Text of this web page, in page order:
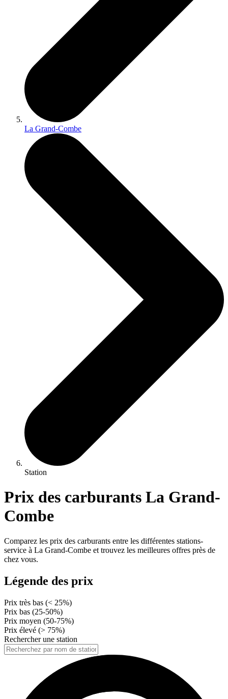
La Grand-Combe
Station
Prix des carburants La Grand-
Combe
Comparez les prix des carburants entre les différentes stations-
service à La Grand-Combe et trouvez les meilleures offres près de
chez vous.
Légende des prix
Prix très bas (< 25%)
Prix bas (25-50%)
Prix moyen (50-75%)
Prix élevé (> 75%)
Rechercher une station